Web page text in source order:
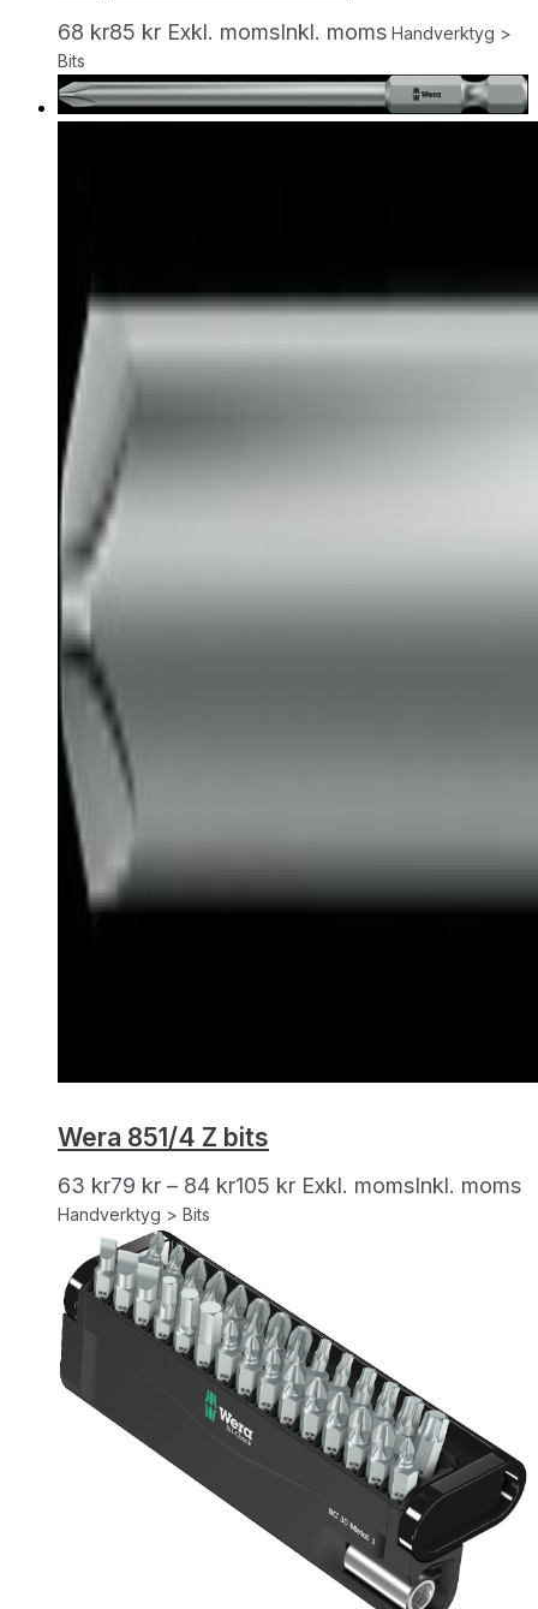
68 kr85 kr Exkl. momsInkl. moms Handverktyg >
Bits
Wera 851/4 Z bits
63 kr79 kr – 84 kr105 kr Exkl. momsInkl. moms
Handverktyg > Bits